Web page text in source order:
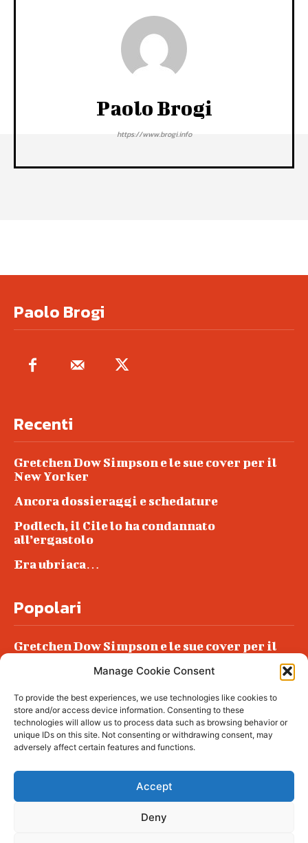
Manage Cookie Consent
To provide the best experiences, we use technologies like cookies to
store and/or access device information. Consenting to these
technologies will allow us to process data such as browsing behavior or
unique IDs on this site. Not consenting or withdrawing consent, may
adversely affect certain features and functions.
Accept
Deny
Paolo Brogi
https://www.brogi.info
Paolo Brogi
Recenti
Gretchen Dow Simpson e le sue cover per il
New Yorker
Ancora dossieraggi e schedature
Podlech, il Cile lo ha condannato
all’ergastolo
Era ubriaca…
Popolari
Gretchen Dow Simpson e le sue cover per il
Podlech, il Cile lo ha condannato
all’ergastolo
Era ubriaca…
© tagDiv - All rights reserved. Made with